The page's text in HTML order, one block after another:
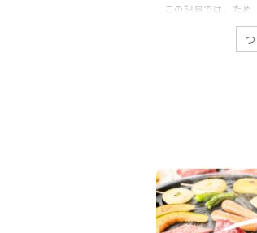
この記事では、ため
ぎドレッシングの
す。 ためしてガッ
グのレシピをさっ
ン！玉ねぎドレッ